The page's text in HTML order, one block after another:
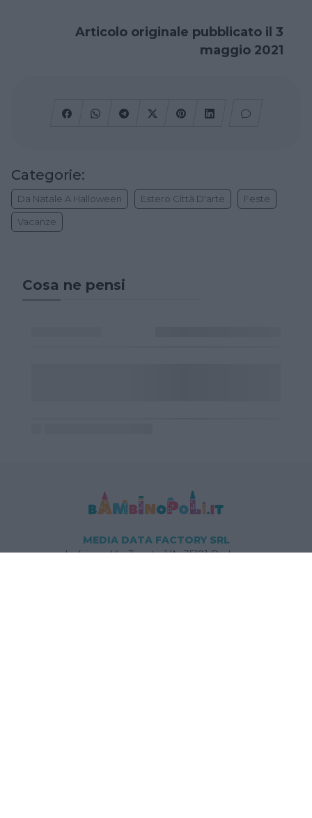
Articolo originale pubblicato il 3
maggio 2021
Categorie:
Da Natale A Halloween Estero Città D'arte Feste
Vacanze
Cosa ne pensi
MEDIA DATA FACTORY SRL
Indirizzo: Via Trieste 1/A- 35121 Padova